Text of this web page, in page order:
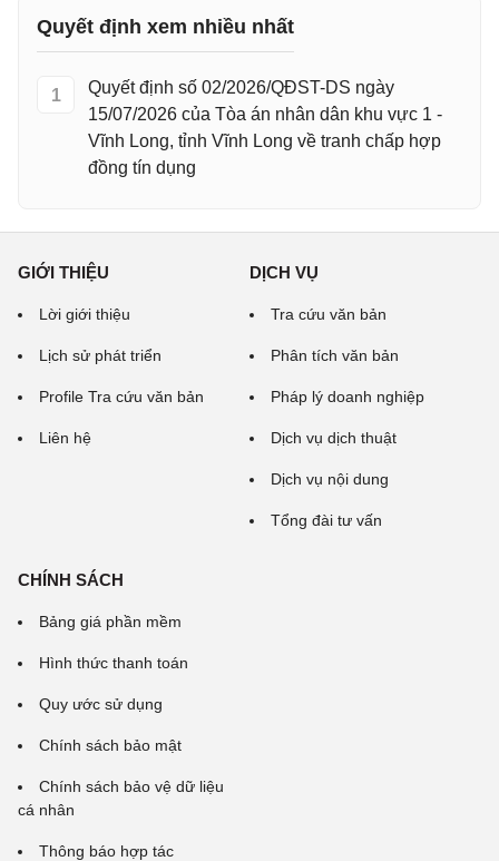
Quyết định xem nhiều nhất
1
Quyết định số 02/2026/QĐST-DS ngày
15/07/2026 của Tòa án nhân dân khu vực 1 -
Vĩnh Long, tỉnh Vĩnh Long về tranh chấp hợp
đồng tín dụng
GIỚI THIỆU
Lời giới thiệu
Lịch sử phát triển
Profile Tra cứu văn bản
Liên hệ
DỊCH VỤ
Tra cứu văn bản
Phân tích văn bản
Pháp lý doanh nghiệp
Dịch vụ dịch thuật
Dịch vụ nội dung
Tổng đài tư vấn
CHÍNH SÁCH
Bảng giá phần mềm
Hình thức thanh toán
Quy ước sử dụng
Chính sách bảo mật
Chính sách bảo vệ dữ liệu
cá nhân
Thông báo hợp tác